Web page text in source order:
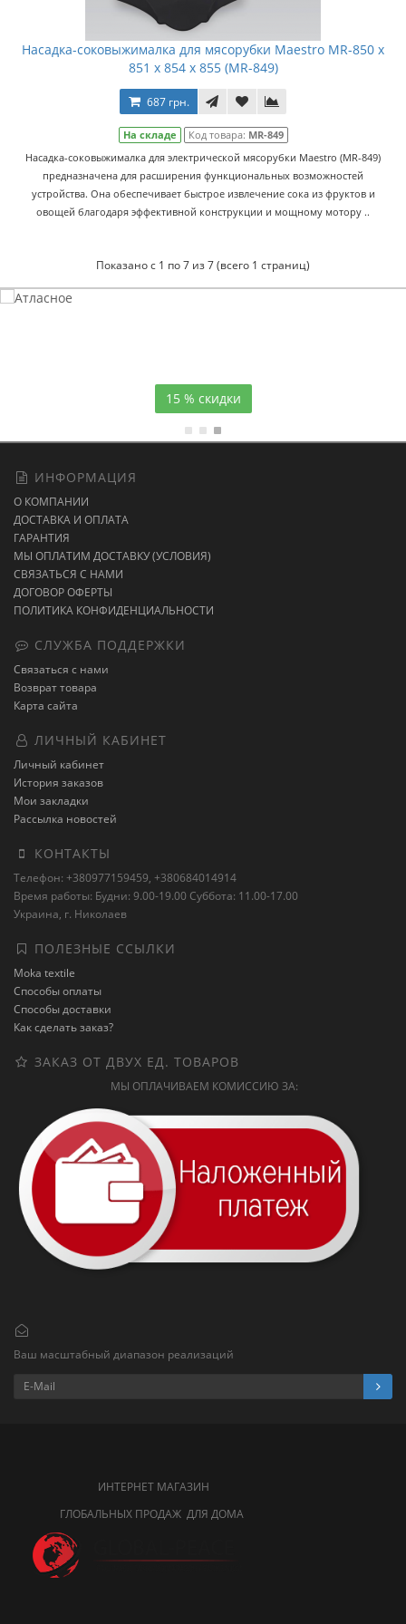
Насадка-соковыжималка для мясорубки Maestro МR-850 x
851 x 854 x 855 (MR-849)
687 грн.
На складе Код товара: MR-849
Насадка-соковыжималка для электрической мясорубки Maestro (MR-849)
предназначена для расширения функциональных возможностей
устройства. Она обеспечивает быстрое извлечение сока из фруктов и
овощей благодаря эффективной конструкции и мощному мотору ..
Показано с 1 по 7 из 7 (всего 1 страниц)
15 % скидки
ИНФОРМАЦИЯ
О КОМПАНИИ
ДОСТАВКА И ОПЛАТА
ГАРАНТИЯ
МЫ ОПЛАТИМ ДОСТАВКУ (УСЛОВИЯ)
СВЯЗАТЬСЯ С НАМИ
ДОГОВОР ОФЕРТЫ
ПОЛИТИКА КОНФИДЕНЦИАЛЬНОСТИ
СЛУЖБА ПОДДЕРЖКИ
Связаться с нами
Возврат товара
Карта сайта
ЛИЧНЫЙ КАБИНЕТ
Личный кабинет
История заказов
Мои закладки
Рассылка новостей
КОНТАКТЫ
Телефон: +380977159459, +380684014914
Время работы: Будни: 9.00-19.00 Суббота: 11.00-17.00
Украина, г. Николаев
ПОЛЕЗНЫЕ ССЫЛКИ
Moka textile
Способы оплаты
Способы доставки
Как сделать заказ?
ЗАКАЗ ОТ ДВУХ ЕД. ТОВАРОВ
МЫ ОПЛАЧИВАЕМ КОМИССИЮ ЗА:
Ваш масштабный диапазон реализаций
ИНТЕРНЕТ МАГАЗИН
ГЛОБАЛЬНЫХ ПРОДАЖ ДЛЯ ДОМА